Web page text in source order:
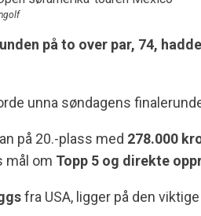
på to over par, 74,
unna søndagens
på 20.-plass med 278.000
mål om Topp 5 og direkte
fra USA, ligger på den viktige